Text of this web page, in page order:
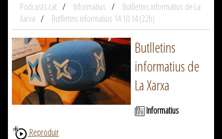
Podcasts.cat Informatius
Butlletins informatius de La
Xarxa
Butlletins informatius 14.10.14 (22h)
Butlletins
informatius de
La Xarxa
Informatius
Reproduir